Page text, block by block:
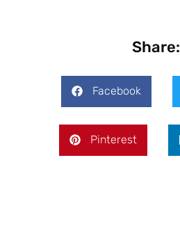
Share:
Facebook
Pinterest